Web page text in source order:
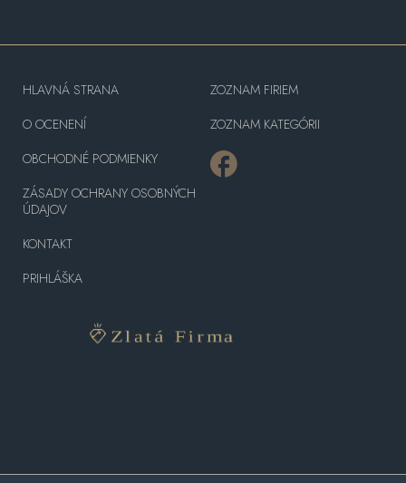
HLAVNÁ STRANA
O OCENENÍ
OBCHODNÉ PODMIENKY
ZÁSADY OCHRANY OSOBNÝCH
ÚDAJOV
KONTAKT
PRIHLÁŠKA
ZOZNAM FIRIEM
ZOZNAM KATEGÓRII